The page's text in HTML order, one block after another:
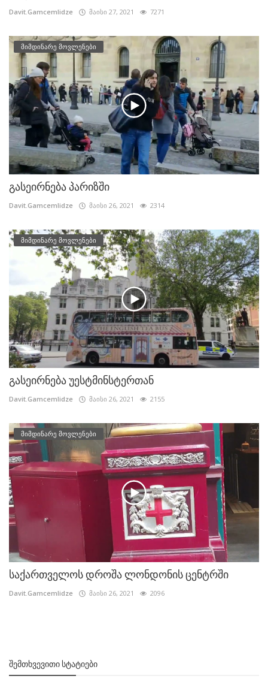
Davit.Gamcemlidze მაისი 27, 2021 7271
მიმდინარე მოვლენები
გასეირნება პარიზში
Davit.Gamcemlidze მაისი 26, 2021 2314
მიმდინარე მოვლენები
გასეირნება უესტმინსტერთან
Davit.Gamcemlidze მაისი 26, 2021 2155
მიმდინარე მოვლენები
საქართველოს დროშა ლონდონის ცენტრში
Davit.Gamcemlidze მაისი 26, 2021 2096
ᲨᲔᲛᲗᲮᲕᲔᲕᲘᲗᲘ ᲡᲢᲐᲢᲘᲔᲑᲘ